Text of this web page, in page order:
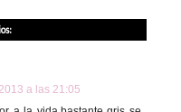
a las 21:05